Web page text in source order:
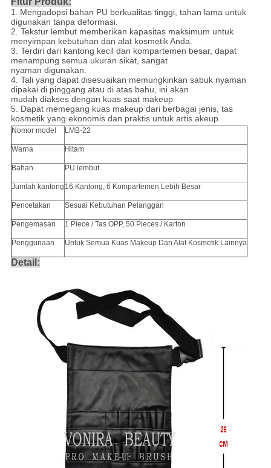
1. Mengadopsi bahan PU berkualitas tinggi, tahan lama untuk
digunakan tanpa deformasi.
2. Tekstur lembut memberikan kapasitas maksimum untuk
menyimpan kebutuhan dan alat kosmetik Anda.
3. Terdiri dari kantong kecil dan kompartemen besar, dapat
menampung semua ukuran sikat, sangat
nyaman digunakan.
4. Tali yang dapat disesuaikan memungkinkan sabuk nyaman
dipakai di pinggang atau di atas bahu, ini akan
mudah diakses dengan kuas saat makeup
5. Dapat memegang kuas makeup dari berbagai jenis, tas
kosmetik yang ekonomis dan praktis untuk artis akeup.
Nomor model LMB-22
Warna Hitam
Bahan PU lembut
Jumlah kantong 16 Kantong, 6 Kompartemen Lebih Besar
Pencetakan Sesuai Kebutuhan Pelanggan
Pengemasan 1 Piece / Tas OPP, 50 Pieces / Karton
Penggunaan Untuk Semua Kuas Makeup Dan Alat Kosmetik Lainnya
Detail: